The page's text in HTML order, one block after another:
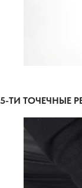
5-ТИ ТОЧЕЧНЫЕ